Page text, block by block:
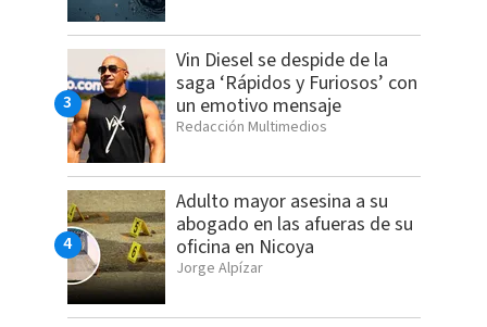
Vin Diesel se despide de la
saga ‘Rápidos y Furiosos’ con
un emotivo mensaje
Redacción Multimedios
Adulto mayor asesina a su
abogado en las afueras de su
oficina en Nicoya
Jorge Alpízar